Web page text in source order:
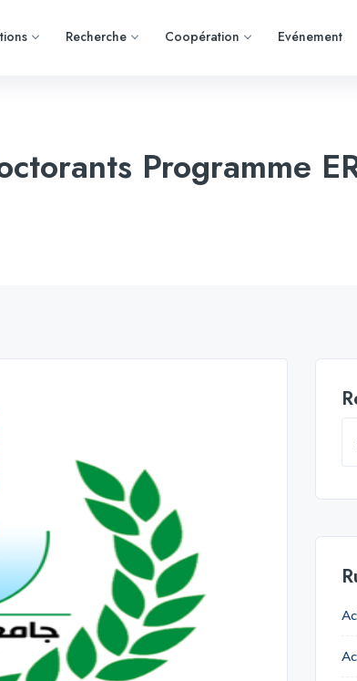
Recherche Coopération Evénement
Programme